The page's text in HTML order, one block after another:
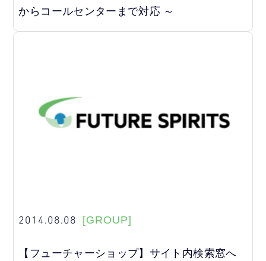
からコールセンターまで対応 ～
2014.08.08 [GROUP]
【フューチャーショップ】サイト内検索窓へ